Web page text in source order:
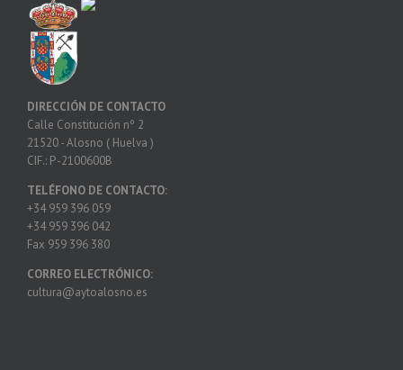
DIRECCIÓN DE CONTACTO
Calle Constitución nº 2
21520 - Alosno ( Huelva )
CIF.: P -2100600B
TELÉFONO DE CONTACTO:
+34 959 396 059
+34 959 396 042
Fax 959 396 380
CORREO ELECTRÓNICO:
cultura@aytoalosno.es